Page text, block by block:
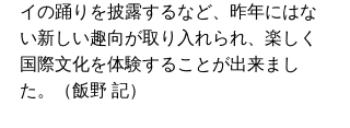
イの踊りを披露するなど、昨年にはな
い新しい趣向が取り入れられ、楽しく
国際文化を体験することが出来まし
た。（飯野 記）